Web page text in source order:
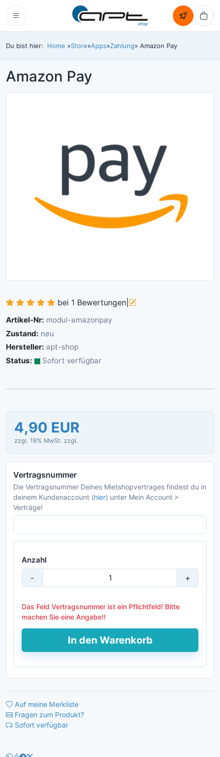
Du bist hier: Home »Store»Apps»Zahlung» Amazon Pay
Amazon Pay
bei 1 Bewertungen
Artikel-Nr: modul-amazonpay
Zustand: neu
Hersteller: apt-shop
Status:
Sofort verfügbar
4,90 EUR
zzgl. 19% MwSt. zzgl.
Vertragsnummer
Die Vertragsnummer Deines Mietshopvertrages findest du in
deinem Kundenaccount (hier) unter Mein Account >
Verträge!
Anzahl
- +
Das Feld Vertragsnummer ist ein Pflichtfeld! Bitte
machen Sie eine Angabe!!
In den Warenkorb
Auf meine Merkliste
Fragen zum Produkt?
Sofort verfügbar